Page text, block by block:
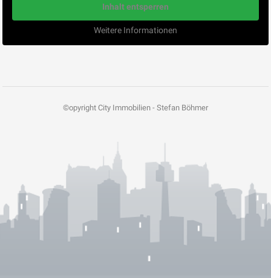
Inhalt entsperren
Weitere Informationen
©opyright City Immobilien - Stefan Böhmer